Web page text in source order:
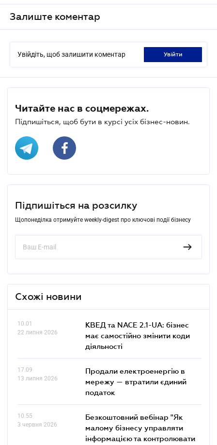
Залиште коментар
Увійдіть, щоб залишити коментар увійти
Читайте нас в соцмережах.
Підпишіться, щоб бути в курсі усіх бізнес-новин.
Підпишіться на розсилку
Щопонеділка отримуйте weekly-digest про ключові події бізнесу
Схожі новини
10.01
22 липня 2026
КВЕД та NACE 2.1-UA: бізнес
має самостійно змінити коди
діяльності
17.09
13 липня 2026
Продали електроенергію в
мережу — втратили єдиний
податок
10.55
3 червня 2026
Безкоштовний вебінар "Як
малому бізнесу управляти
інформацією та контролювати